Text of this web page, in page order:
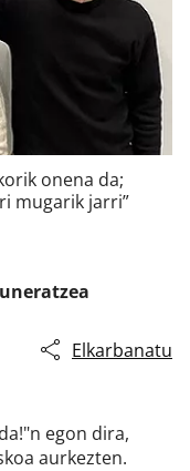
onena da;
mugarik jarri”
Elkarbanatu
egon dira,
aurkezten.